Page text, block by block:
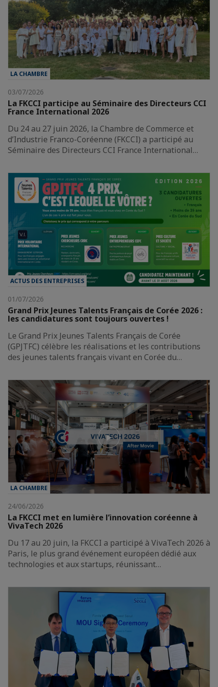
LA CHAMBRE
03/07/2026
La FKCCI participe au Séminaire des Directeurs CCI
France International 2026
Du 24 au 27 juin 2026, la Chambre de Commerce et
d’Industrie Franco-Coréenne (FKCCI) a participé au
Séminaire des Directeurs CCI France International…
ACTUS DES ENTREPRISES
01/07/2026
Grand Prix Jeunes Talents Français de Corée 2026 :
les candidatures sont toujours ouvertes !
Le Grand Prix Jeunes Talents Français de Corée
(GPJTFC) célèbre les réalisations et les contributions
des jeunes talents français vivant en Corée du…
LA CHAMBRE
24/06/2026
La FKCCI met en lumière l’innovation coréenne à
VivaTech 2026
Du 17 au 20 juin, la FKCCI a participé à VivaTech 2026 à
Paris, le plus grand événement européen dédié aux
technologies et aux startups, réunissant…